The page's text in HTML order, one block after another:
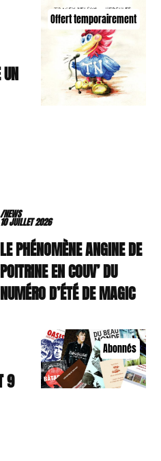
Offert temporairement
/NEWS
10 JUILLET 2026
LE PHÉNOMÈNE ANGINE DE
POITRINE EN COUV’ DU
NUMÉRO D’ÉTÉ DE MAGIC
Abonnés